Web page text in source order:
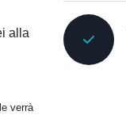
alla
verrà